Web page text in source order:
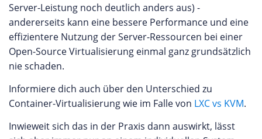
Server-Leistung noch deutlich anders aus) -
andererseits kann eine bessere Performance und eine
effizientere Nutzung der Server-Ressourcen bei einer
Open-Source Virtualisierung einmal ganz grundsätzlich
nie schaden.
Informiere dich auch über den Unterschied zu
Container-Virtualisierung wie im Falle von LXC vs KVM.
Inwieweit sich das in der Praxis dann auswirkt, lässt